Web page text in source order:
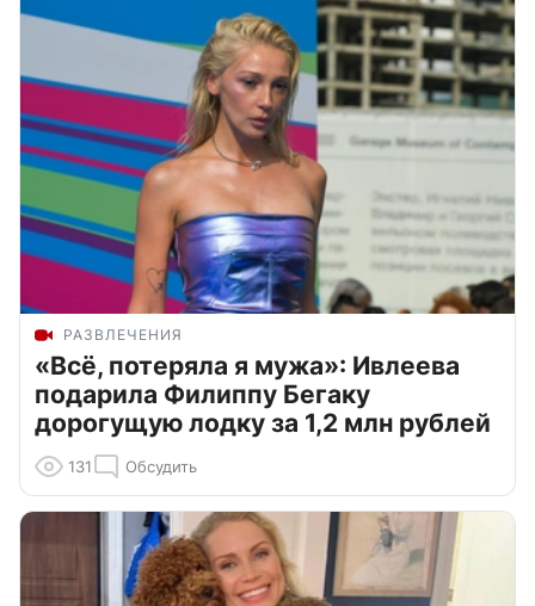
РАЗВЛЕЧЕНИЯ
«Всё, потеряла я мужа»: Ивлеева
подарила Филиппу Бегаку
дорогущую лодку за 1,2 млн рублей
131 Обсудить